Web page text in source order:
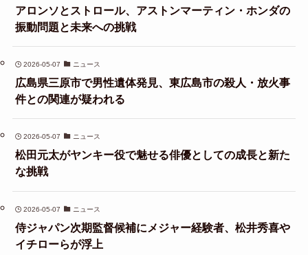
アロンソとストロール、アストンマーティン・ホンダの
振動問題と未来への挑戦
2026-05-07 ニュース
広島県三原市で男性遺体発見、東広島市の殺人・放火事
件との関連が疑われる
2026-05-07 ニュース
松田元太がヤンキー役で魅せる俳優としての成長と新た
な挑戦
2026-05-07 ニュース
侍ジャパン次期監督候補にメジャー経験者、松井秀喜や
イチローらが浮上